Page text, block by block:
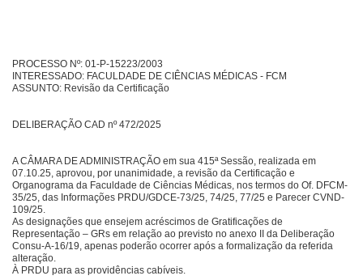
PROCESSO Nº: 01-P-15223/2003
INTERESSADO: FACULDADE DE CIÊNCIAS MÉDICAS - FCM
ASSUNTO: Revisão da Certificação
DELIBERAÇÃO CAD nº 472/2025
A CÂMARA DE ADMINISTRAÇÃO em sua 415ª Sessão, realizada em
07.10.25, aprovou, por unanimidade, a revisão da Certificação e
Organograma da Faculdade de Ciências Médicas, nos termos do Of. DFCM-
35/25, das Informações PRDU/GDCE-73/25, 74/25, 77/25 e Parecer CVND-
109/25.
As designações que ensejem acréscimos de Gratificações de
Representação – GRs em relação ao previsto no anexo II da Deliberação
Consu-A-16/19, apenas poderão ocorrer após a formalização da referida
alteração.
À PRDU para as providências cabíveis.